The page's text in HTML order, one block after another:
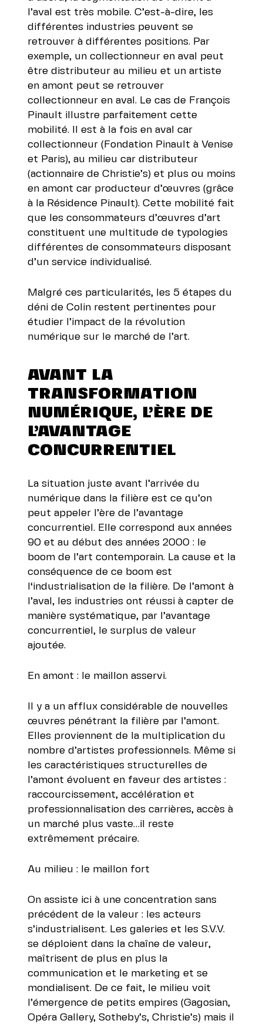
l’aval est très mobile. C’est-à-dire, les
différentes industries peuvent se
retrouver à différentes positions. Par
exemple, un collectionneur en aval peut
être distributeur au milieu et un artiste
en amont peut se retrouver
collectionneur en aval. Le cas de François
Pinault illustre parfaitement cette
mobilité. Il est à la fois en aval car
collectionneur (Fondation Pinault à Venise
et Paris), au milieu car distributeur
(actionnaire de Christie’s) et plus ou moins
en amont car producteur d’œuvres (grâce
à la Résidence Pinault). Cette mobilité fait
que les consommateurs d’œuvres d’art
constituent une multitude de typologies
différentes de consommateurs disposant
d’un service individualisé.
Malgré ces particularités, les 5 étapes du
déni de Colin restent pertinentes pour
étudier l’impact de la révolution
numérique sur le marché de l’art.
AVANT LA
TRANSFORMATION
NUMÉRIQUE, L’ÈRE DE
L’AVANTAGE
CONCURRENTIEL
La situation juste avant l’arrivée du
numérique dans la filière est ce qu’on
peut appeler l’ère de l’avantage
concurrentiel. Elle correspond aux années
90 et au début des années 2000 : le
boom de l’art contemporain. La cause et la
conséquence de ce boom est
l‘industrialisation de la filière. De l’amont à
l’aval, les industries ont réussi à capter de
manière systématique, par l’avantage
concurrentiel, le surplus de valeur
ajoutée.
En amont : le maillon asservi.
Il y a un afflux considérable de nouvelles
œuvres pénétrant la filière par l’amont.
Elles proviennent de la multiplication du
nombre d’artistes professionnels. Même si
les caractéristiques structurelles de
l’amont évoluent en faveur des artistes :
raccourcissement, accélération et
professionnalisation des carrières, accès à
un marché plus vaste…il reste
extrêmement précaire.
Au milieu : le maillon fort
On assiste ici à une concentration sans
précédent de la valeur : les acteurs
s’industrialisent. Les galeries et les S.V.V.
se déploient dans la chaîne de valeur,
maîtrisent de plus en plus la
communication et le marketing et se
mondialisent. De ce fait, le milieu voit
l’émergence de petits empires (Gagosian,
Opéra Gallery, Sotheby’s, Christie’s) mais il